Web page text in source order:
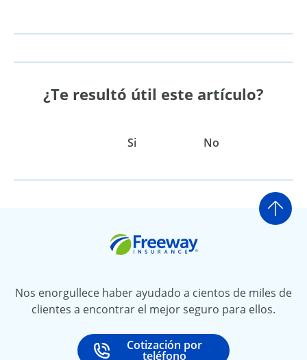
¿Te resultó útil este artículo?
Si No
Ir
Nos enorgullece haber ayudado a cientos de miles de
clientes a encontrar el mejor seguro para ellos.
Call
Cotización por
teléfono
at